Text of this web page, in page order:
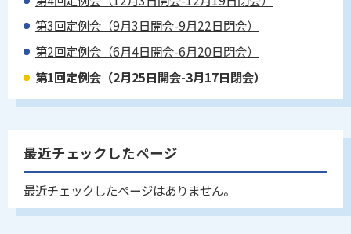
第3回定例会（9月3日開会-9月22日閉会）
第2回定例会（6月4日開会-6月20日閉会）
第1回定例会（2月25日開会-3月17日閉会）
最近チェックしたページ
最近チェックしたページはありません。